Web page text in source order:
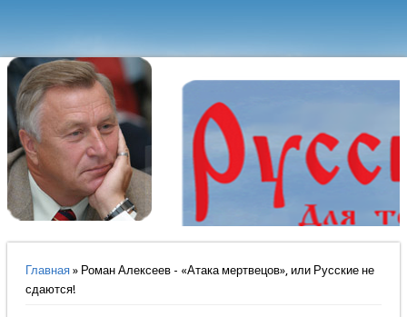
Вы здесь
Главная» Роман Алексеев - «Атака мертвецов», или Русские не
сдаются!